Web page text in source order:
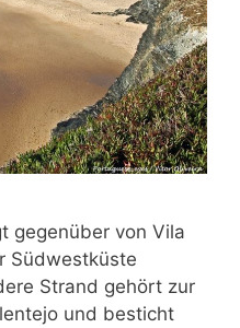
gegenüber von Vila
Südwestküste
Strand gehört zur
und besticht